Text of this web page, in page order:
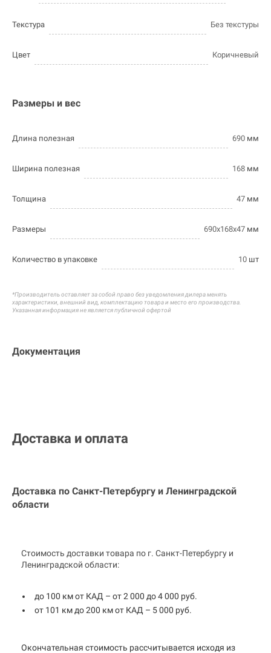
Текстура Без текстуры
Цвет Коричневый
Размеры и вес
Длина полезная 690 мм
Ширина полезная 168 мм
Толщина 47 мм
Размеры 690х168х47 мм
Количество в упаковке 10 шт
*Производитель оставляет за собой право без уведомления дилера менять
характеристики, внешний вид, комплектацию товара и место его производства.
Указанная информация не является публичной офертой
Документация
Доставка и оплата
Доставка по Санкт-Петербургу и Ленинградской
области
Стоимость доставки товара по г. Санкт-Петербургу и
Ленинградской области:
до 100 км от КАД – от 2 000 до 4 000 руб.
от 101 км до 200 км от КАД – 5 000 руб.
Окончательная стоимость рассчитывается исходя из